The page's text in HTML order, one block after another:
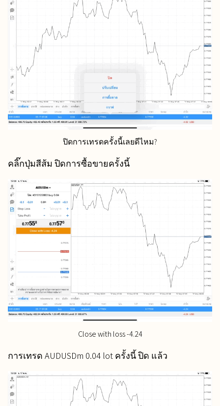
ปิดการเทรดครั้งนี้เลยดีไหม?
คลิ๊กปุ่มสีส้ม ปิดการซื้อขายครั้งนี้
Close with loss -4.24
การเทรด AUDUSDm 0.04 lot ครั้งนี้ ปิด แล้ว